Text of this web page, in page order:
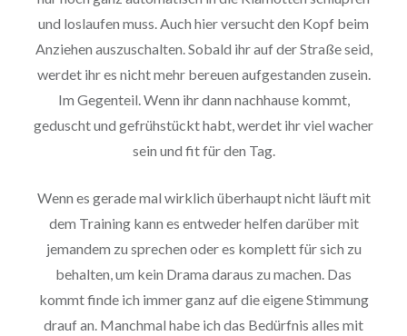
und loslaufen muss. Auch hier versucht den Kopf beim
Anziehen auszuschalten. Sobald ihr auf der Straße seid,
werdet ihr es nicht mehr bereuen aufgestanden zusein.
Im Gegenteil. Wenn ihr dann nachhause kommt,
geduscht und gefrühstückt habt, werdet ihr viel wacher
sein und fit für den Tag.
Wenn es gerade mal wirklich überhaupt nicht läuft mit
dem Training kann es entweder helfen darüber mit
jemandem zu sprechen oder es komplett für sich zu
behalten, um kein Drama daraus zu machen. Das
kommt finde ich immer ganz auf die eigene Stimmung
drauf an. Manchmal habe ich das Bedürfnis alles mit